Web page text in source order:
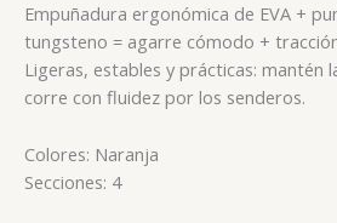
Empuñadura ergonómica de EVA +
tungsteno = agarre cómodo +
Ligeras, estables y prácticas: mantén
corre con fluidez por los senderos.
Colores: Naranja
Secciones: 4